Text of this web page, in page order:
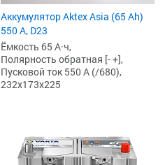
Аккумулятор Aktex Asia (65 Ah)
550 А, D23
Ёмкость 65 А·ч,
Полярность обратная [- +],
Пусковой ток 550 А (/680),
232x173x225